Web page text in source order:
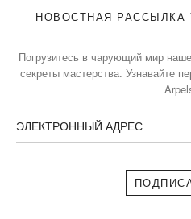
НОВОСТНАЯ РАССЫЛКА
Погрузитесь в чарующий мир
секреты мастерства. Узнавайте
ЭЛЕКТРОННЫЙ АДРЕС